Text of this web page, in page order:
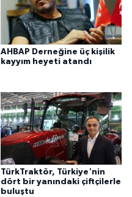
AHBAP Derneğine üç kişilik
kayyım heyeti atandı
TürkTraktör, Türkiye'nin
dört bir yanındaki çiftçilerle
buluştu